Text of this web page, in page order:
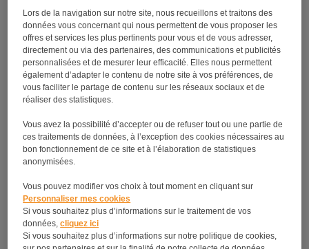
de se lancer !
La formation décoration d’intérieur
Lors de la navigation sur notre site, nous recueillons et traitons des
données vous concernant qui nous permettent de vous proposer les
offres et services les plus pertinents pour vous et de vous adresser,
directement ou via des partenaires, des communications et publicités
personnalisées et de mesurer leur efficacité. Elles nous permettent
également d’adapter le contenu de notre site à vos préférences, de
vous faciliter le partage de contenu sur les réseaux sociaux et de
réaliser des statistiques.
Vous avez la possibilité d’accepter ou de refuser tout ou une partie de
ces traitements de données, à l’exception des cookies nécessaires au
bon fonctionnement de ce site et à l’élaboration de statistiques
anonymisées.
Vous pouvez modifier vos choix à tout moment en cliquant sur
Personnaliser mes cookies
Si vous souhaitez plus d’informations sur le traitement de vos
données,cliquez ici
Si vous souhaitez plus d’informations sur notre politique de cookies,